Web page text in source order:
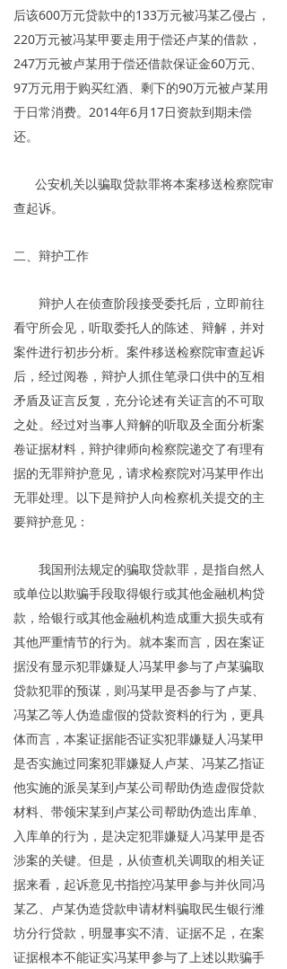
后该600万元贷款中的133万元被冯某乙侵占，
220万元被冯某甲要走用于偿还卢某的借款，
247万元被卢某用于偿还借款保证金60万元、
97万元用于购买红酒、剩下的90万元被卢某用
于日常消费。2014年6月17日资款到期未偿
还。
公安机关以骗取贷款罪将本案移送检察院审
查起诉。
二、辩护工作
辩护人在侦查阶段接受委托后，立即前往
看守所会见，听取委托人的陈述、辩解，并对
案件进行初步分析。案件移送检察院审查起诉
后，经过阅卷，辩护人抓住笔录口供中的互相
矛盾及证言反复，充分论述有关证言的不可取
之处。经过对当事人辩解的听取及全面分析案
卷证据材料，辩护律师向检察院递交了有理有
据的无罪辩护意见，请求检察院对冯某甲作出
无罪处理。以下是辩护人向检察机关提交的主
要辩护意见：
我国刑法规定的骗取贷款罪，是指自然人
或单位以欺骗手段取得银行或其他金融机构贷
款，给银行或其他金融机构造成重大损失或有
其他严重情节的行为。就本案而言，因在案证
据没有显示犯罪嫌疑人冯某甲参与了卢某骗取
贷款犯罪的预谋，则冯某甲是否参与了卢某、
冯某乙等人伪造虛假的贷款资料的行为，更具
体而言，本案证据能否证实犯罪嫌疑人冯某甲
是否实施过同案犯罪嫌疑人卢某、冯某乙指证
他实施的派吴某到卢某公司帮助伪造虚假贷款
材料、带领宋某到卢某公司帮助伪造出库单、
入库单的行为，是决定犯罪嫌疑人冯某甲是否
涉案的关键。但是，从侦查机关调取的相关证
据来看，起诉意见书指控冯某甲参与并伙同冯
某乙、卢某伪造贷款申请材料骗取民生银行潍
坊分行贷款，明显事实不清、证据不足，在案
证据根本不能证实冯某甲参与了上述以欺骗手